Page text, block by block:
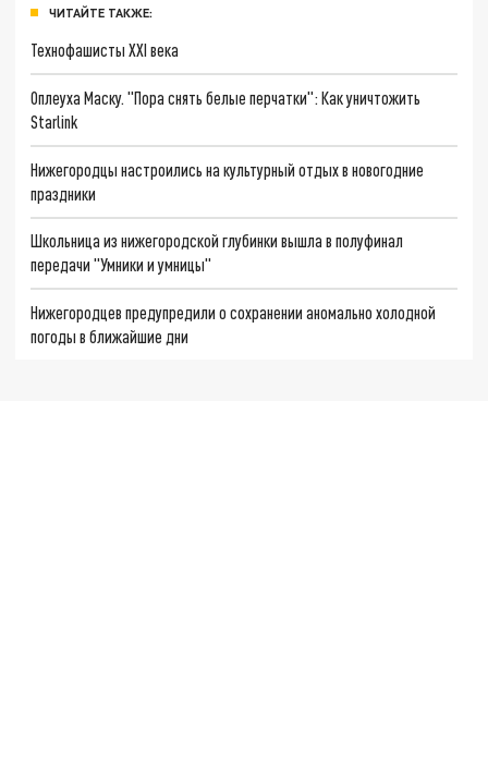
ЧИТАЙТЕ ТАКЖЕ:
Технофашисты XXI века
Оплеуха Маску. "Пора снять белые перчатки": Как уничтожить
Starlink
Нижегородцы настроились на культурный отдых в новогодние
праздники
Школьница из нижегородской глубинки вышла в полуфинал
передачи "Умники и умницы"
Нижегородцев предупредили о сохранении аномально холодной
погоды в ближайшие дни